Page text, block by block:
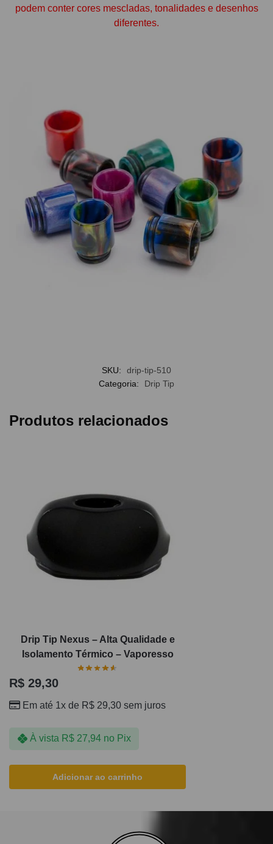
podem conter cores mescladas, tonalidades e desenhos
diferentes.
SKU:
drip-tip-510
Categoria:
Drip Tip
Produtos relacionados
Drip Tip Nexus – Alta Qualidade e
Isolamento Térmico – Vaporesso
R$ 29,30
Em até 1x de R$ 29,30 sem juros
À vista R$27,94 no Pix
Adicionar ao carrinho